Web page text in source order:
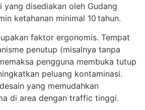
disediakan oleh Gudang
ketahanan minimal 10 tahun.
faktor ergonomis. Tempat
penutup (misalnya tanpa
pengguna membuka tutup
peluang kontaminasi.
yang memudahkan
di area dengan traffic tinggi.